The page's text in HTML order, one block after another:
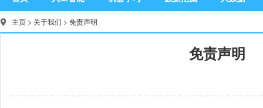
主页 > 关于我们 > 免责声明
免责声明